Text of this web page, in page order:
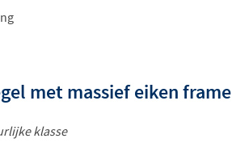
met massief eiken frame
klasse